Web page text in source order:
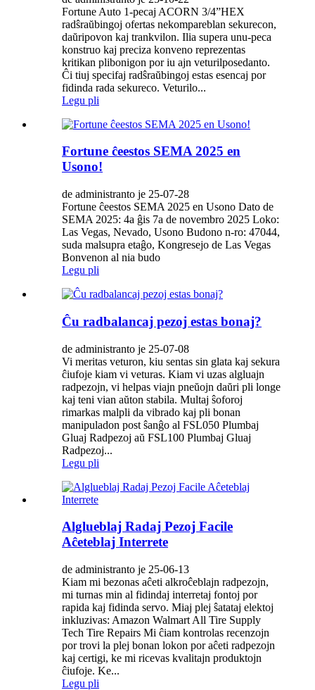
Fortune Auto 1-pecaj ACORN 3/4”HEX
radŝraŭbingoj ofertas nekompareblan sekurecon,
daŭripovon kaj trankvilon. Ilia supera unu-peca
konstruo kaj preciza konveno reprezentas
kritikan plibonigon por iu ajn veturilposedanto.
Ĉi tiuj specifaj radŝraŭbingoj estas esencaj por
fidinda rada sekureco. Veturilo...
Legu pli
Fortune ĉeestos SEMA 2025 en
Usono!
de administranto je 25-07-28
Fortune ĉeestos SEMA 2025 en Usono Dato de
SEMA 2025: 4a ĝis 7a de novembro 2025 Loko:
Las Vegas, Nevado, Usono Budono n-ro: 47044,
suda malsupra etaĝo, Kongresejo de Las Vegas
Bonvenon al nia budo
Legu pli
Ĉu radbalancaj pezoj estas bonaj?
de administranto je 25-07-08
Vi meritas veturon, kiu sentas sin glata kaj sekura
ĉiufoje kiam vi veturas. Kiam vi uzas algluajn
radpezojn, vi helpas viajn pneŭojn daŭri pli longe
kaj teni vian aŭton stabila. Multaj ŝoforoj
rimarkas malpli da vibrado kaj pli bonan
manipuladon post ŝanĝo al FSL050 Plumbaj
Gluaj Radpezoj aŭ FSL100 Plumbaj Gluaj
Radpezoj...
Legu pli
Alglueblaj Radaj Pezoj Facile
Aĉeteblaj Interrete
de administranto je 25-06-13
Kiam mi bezonas aĉeti alkroĉeblajn radpezojn,
mi turnas min al fidindaj interretaj fontoj por
rapida kaj fidinda servo. Miaj plej ŝatataj elektoj
inkluzivas: Amazon Walmart All Tire Supply
Tech Tire Repairs Mi ĉiam kontrolas recenzojn
por trovi la plej bonan lokon por aĉeti radpezojn
kaj certigi, ke mi ricevas kvalitajn produktojn
ĉiufoje. Ke...
Legu pli